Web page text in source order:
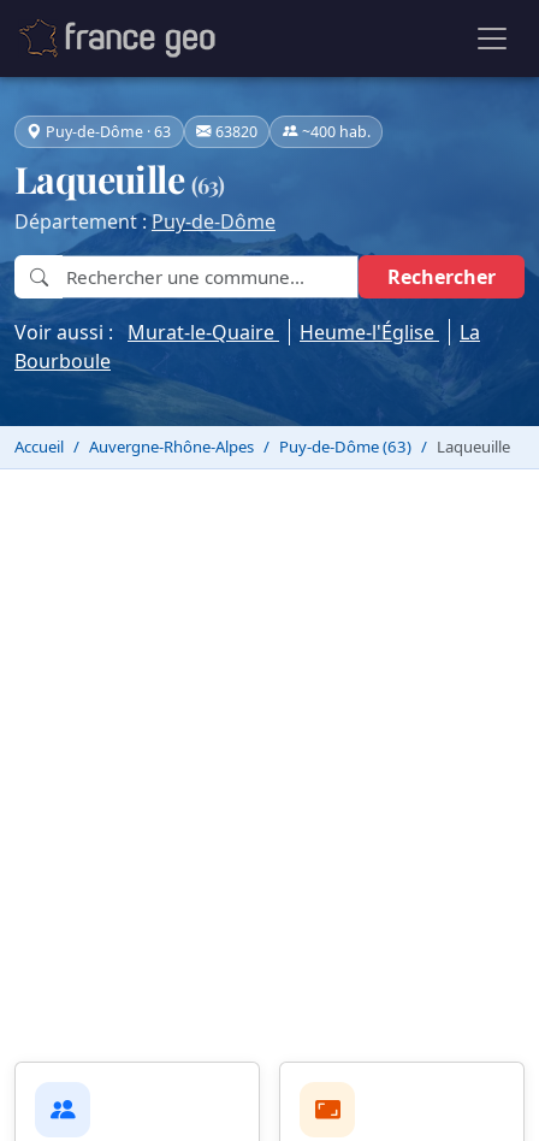
Puy-de-Dôme · 63 63820 ~400 hab.
Laqueuille(63)
Département :Puy-de-Dôme
Rechercher
Voir aussi : Murat-le-Quaire Heume-l'Église
La
Bourboule
Accueil Auvergne-Rhône-Alpes Puy-de-Dôme (63) Laqueuille